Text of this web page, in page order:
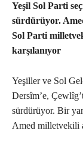
Yeşil Sol Parti
sürdürüyor.
Sol Parti
karşılanıyor
Yeşiller ve Sol
Dersîm’e,
sürdürüyor. Bir
Amed milletvekili